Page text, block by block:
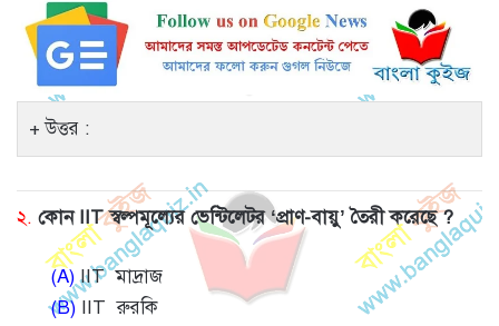
উত্তর :
২. কোন IIT স্বল্পমূল্যের ভেন্টিলেটর ‘প্রাণ-বায়ু’ তৈরী করেছে ?
(A)IIT মাদ্রাজ
(B) IIT রুরকি